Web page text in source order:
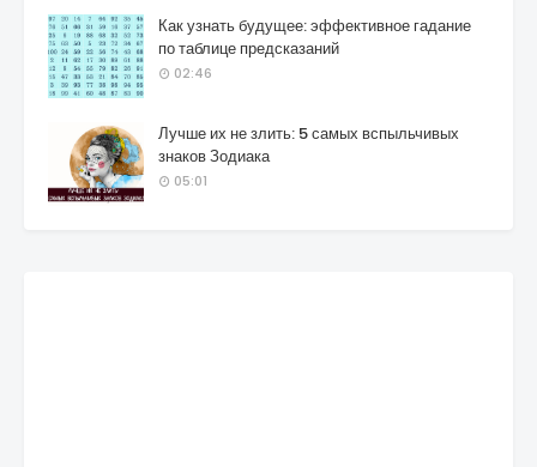
Как узнать будущее: эффективное гадание
по таблице предсказаний
02:46
Лучше их не злить: 5 самых вспыльчивых
знаков Зодиака
05:01